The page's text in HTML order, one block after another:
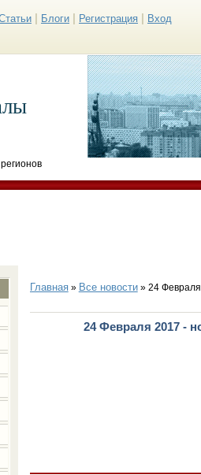
Блоги Регистрация Вход
Главная» Все новости» 24
24 Февраля 2017 -